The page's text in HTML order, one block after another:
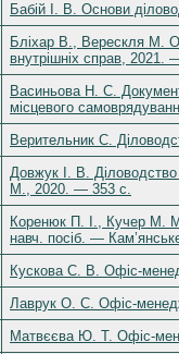
Бабій І. В. Основи
Бліхар В., Верескля М.
внутрішніх справ,
Васиньова Н. С.
місцевого
Верительник С.
Довжук І. В.
М., 2020. — 353 с.
Коренюк П. І., Кучер М.
навч. посіб. —
Кускова С. В. Офіс-
Лаврук О. С. Офіс-
Матвєєва Ю. Т. Офіс-